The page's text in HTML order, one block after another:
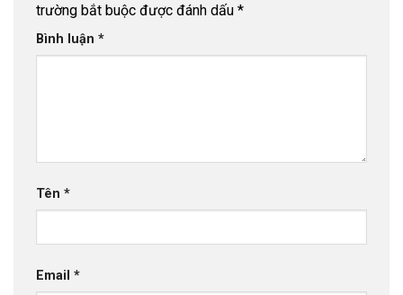
trường bắt buộc được đánh dấu *
Bình luận *
Tên *
Email *